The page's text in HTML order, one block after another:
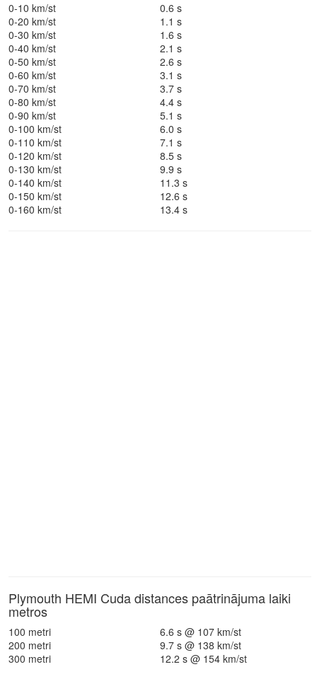
0-10 km/st
0.6 s
0-20 km/st
1.1 s
0-30 km/st
1.6 s
0-40 km/st
2.1 s
0-50 km/st
2.6 s
0-60 km/st
3.1 s
0-70 km/st
3.7 s
0-80 km/st
4.4 s
0-90 km/st
5.1 s
0-100 km/st
6.0 s
0-110 km/st
7.1 s
0-120 km/st
8.5 s
0-130 km/st
9.9 s
0-140 km/st
11.3 s
0-150 km/st
12.6 s
0-160 km/st
13.4 s
Plymouth HEMI Cuda distances paātrinājuma laiki
metros
100 metri
6.6 s @ 107 km/st
200 metri
9.7 s @ 138 km/st
300 metri
12.2 s @ 154 km/st